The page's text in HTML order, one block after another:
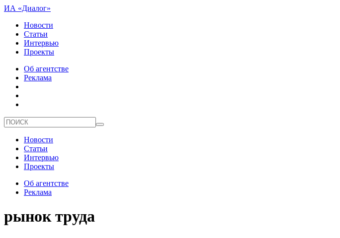
ИА «Диалог»
Новости
Статьи
Интервью
Проекты
Об агентстве
Реклама
Новости
Статьи
Интервью
Проекты
Об агентстве
Реклама
рынок труда